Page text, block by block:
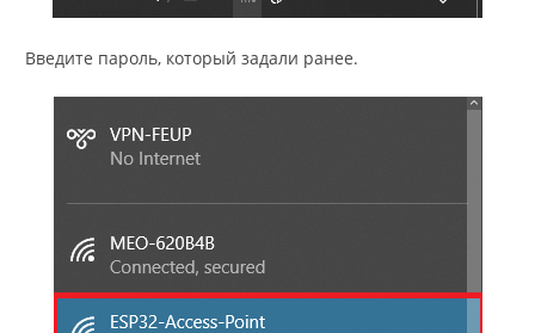
Введите пароль, который задали ранее.